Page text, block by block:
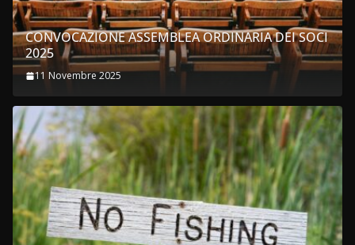
CONVOCAZIONE ASSEMBLEA ORDINARIA DEI SOCI
2025
11 Novembre 2025